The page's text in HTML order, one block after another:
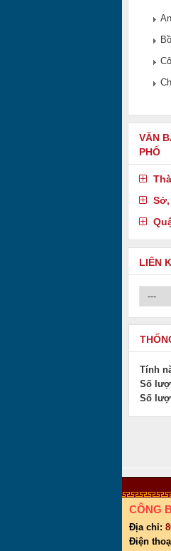
VĂN
PHỐ
LIÊN
Tính
Số
Số
CÔNG
Địa chỉ:
Điện